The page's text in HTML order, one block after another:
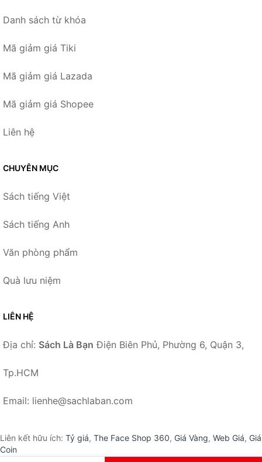
Danh sách từ khóa
Mã giảm giá Tiki
Mã giảm giá Lazada
Mã giảm giá Shopee
Liên hệ
CHUYÊN MỤC
Sách tiếng Việt
Sách tiếng Anh
Văn phòng phẩm
Quà lưu niệm
LIÊN HỆ
Địa chỉ: Sách Là Bạn Điện Biên Phủ, Phường 6, Quận 3,
Tp.HCM
Email: lienhe@sachlaban.com
Liên kết hữu ích: Tỷ giá, The Face Shop 360, Giá Vàng, Web Giá, Giá
Coin